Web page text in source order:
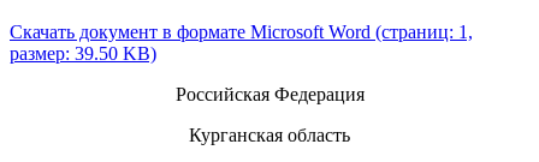
Скачать документ в формате Microsoft Word (страниц: 1,
размер: 39.50 KB)
Российская Федерация
Курганская область